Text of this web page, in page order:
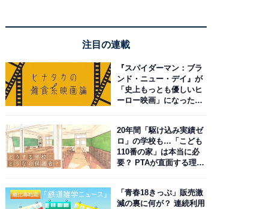
注目の連載
『スパイダーマン：ブラ
ンド・ニュー・デイ』が
「史上もっとも優しいヒ
ーロー映画」になった理
20年間「駆け込み実績ゼ
ロ」の学校も…「こども
110番の家」は本当に必
要？ PTAが直面する理想
「青春18きっぷ」販売激
減の裏に何が？ 連続利用